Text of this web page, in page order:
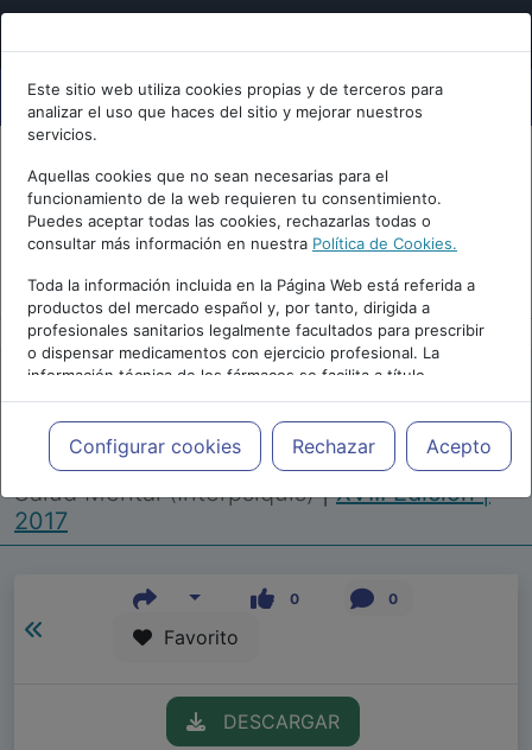
Este sitio web utiliza cookies propias y de terceros para
analizar el uso que haces del sitio y mejorar nuestros
servicios.
Aquellas cookies que no sean necesarias para el
funcionamiento de la web requieren tu consentimiento.
Puedes aceptar todas las cookies, rechazarlas todas o
consultar más información en nuestra Política de Cookies.
Toda la información incluida en la Página Web está referida a
productos del mercado español y, por tanto, dirigida a
profesionales sanitarios legalmente facultados para prescribir
o dispensar medicamentos con ejercicio profesional. La
información técnica de los fármacos se facilita a título
meramente informativo, siendo responsabilidad de los
profesionales facultados prescribir medicamentos y decidir, en
cada caso concreto, el tratamiento más adecuado a las
necesidades del paciente.
Configurar cookies Rechazar Acepto
Repositorio de Artículos |Congreso Virtual
Internacional de Psiquiatría, Psicología y
Salud Mental (Interpsiquis)|XVIII Edición |
2017
0 0
Favorito
DESCARGAR